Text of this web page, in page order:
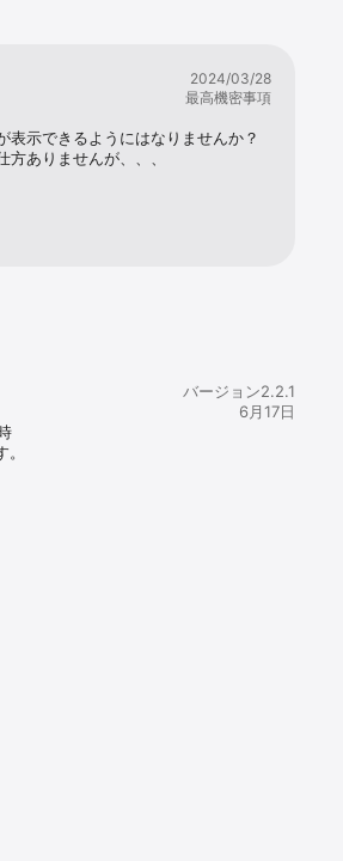
2024/03/28
最高機密事項
表示できるようにはなりませんか？
ありませんが、、、
バージョン2.2.1
6月17日